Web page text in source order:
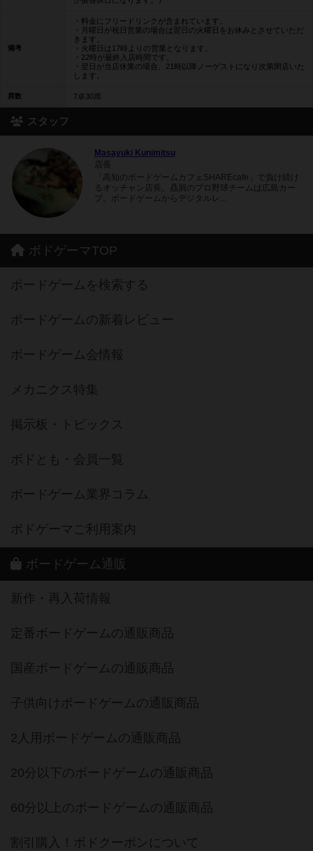
備考
・料金にフリードリンクが含まれています。
・月曜日が祝日営業の場合は翌日の火曜日をお休みとさせていただ
きます。
・火曜日は17時よりの営業となります。
・22時が最終入店時間です。
・翌日が当店休業の場合、21時以降ノーゲストになり次第閉店いた
します。
席数 7卓30席
スタッフ
Masayuki Kunimitsu
「高知のボードゲームカフェSHAREcafe」で負け続け
るオッチャン店長。贔屓のプロ野球チームは広島カー
プ。ボードゲームからデジタルレ...
ボドゲーマTOP
ボードゲームを検索する
ボードゲームの新着レビュー
ボードゲーム会情報
メカニクス特集
掲示板・トピックス
ボドとも・会員一覧
ボードゲーム業界コラム
ボドゲーマご利用案内
ボードゲーム通販
新作・再入荷情報
定番ボードゲームの通販商品
国産ボードゲームの通販商品
子供向けボードゲームの通販商品
2人用ボードゲームの通販商品
20分以下のボードゲームの通販商品
60分以上のボードゲームの通販商品
割引購入！ボドクーポンについて